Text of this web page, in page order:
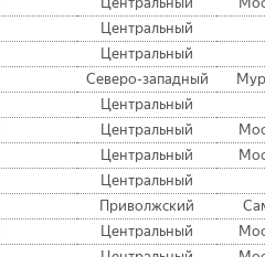
Центральный
Центральный
Северо-западный
Центральный
Центральный
Центральный
Центральный
Приволжский
Центральный